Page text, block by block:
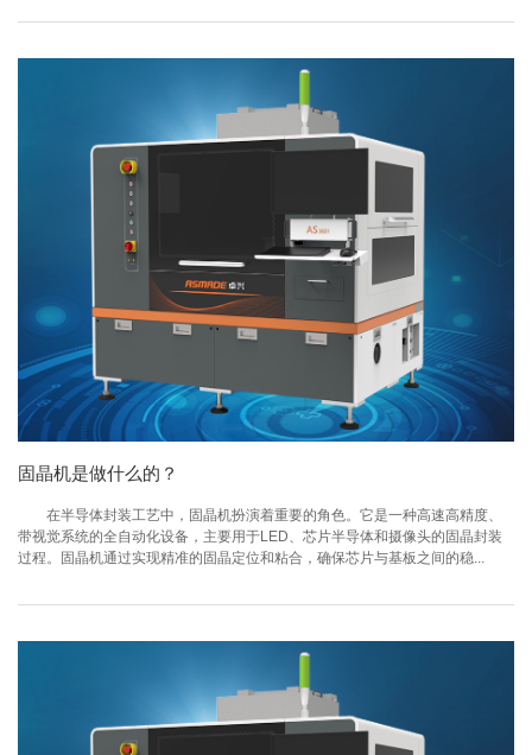
固晶机是做什么的？
在半导体封装工艺中，固晶机扮演着重要的角色。它是一种高速高精度、
带视觉系统的全自动化设备，主要用于LED、芯片半导体和摄像头的固晶封装
过程。固晶机通过实现精准的固晶定位和粘合，确保芯片与基板之间的稳...